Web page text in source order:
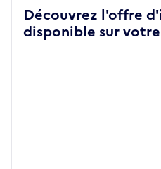
Découvrez l'offre
disponible sur